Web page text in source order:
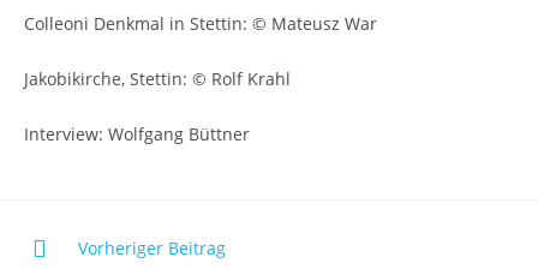
Colleoni Denkmal in Stettin: © Mateusz War
Jakobikirche, Stettin: © Rolf Krahl
Interview: Wolfgang Büttner
Vorheriger Beitrag